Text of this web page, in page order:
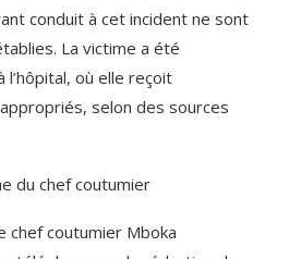
conduit à cet incident ne sont
La victime a été
l’hôpital, où elle reçoit
selon des sources
du chef coutumier
chef coutumier Mboka